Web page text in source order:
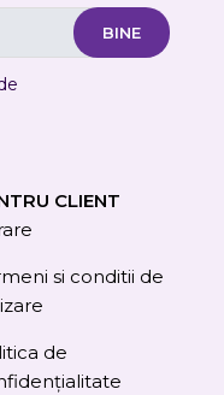
CLIENT
si conditii de
de